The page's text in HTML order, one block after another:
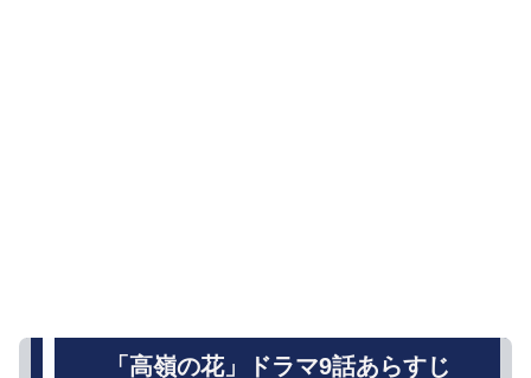
「高嶺の花」ドラマ9話あらすじ